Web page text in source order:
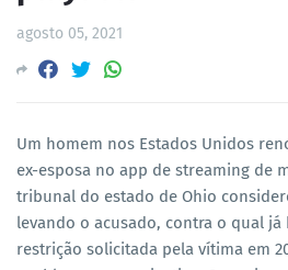
agosto 05, 2021
Um homem nos Estados Unidos
ex-esposa no app de streaming de
tribunal do estado de Ohio
levando o acusado, contra o qual
restrição solicitada pela vítima em